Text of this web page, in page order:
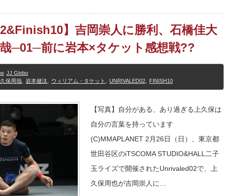
】吉岡崇人に勝利、石橋佳大
─01─前に岩本×タケット感想戦??
JJ Globo
久保周哉 岩本健汰 ウィリアム・タケット UNRIVALED02 FINISH10
【写真】自分がある、あり過ぎる上久保は
自分の言葉を持っています
(C)MMAPLANET 2月26日（日）、東京都
世田谷区のiTSCOMA STUDIO&HALL二子
玉ライズで開催されたUnrivaled02で、上
久保周也が吉岡崇人に…